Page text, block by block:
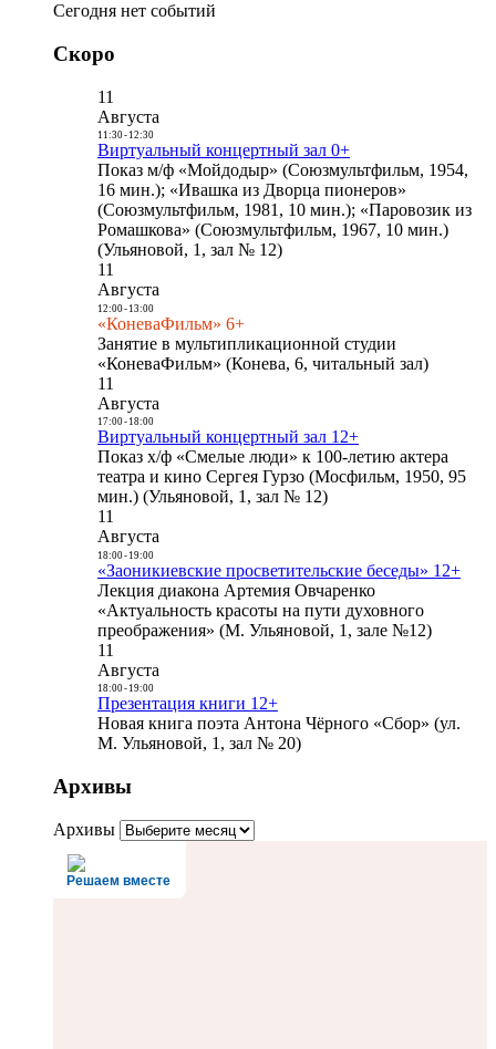
Сегодня нет событий
Скоро
11
Августа
11:30- 12:30
Виртуальный концертный зал 0+
Показ м/ф «Мойдодыр» (Союзмультфильм, 1954,
16 мин.); «Ивашка из Дворца пионеров»
(Союзмультфильм, 1981, 10 мин.); «Паровозик из
Ромашкова» (Союзмультфильм, 1967, 10 мин.)
(Ульяновой, 1, зал № 12)
11
Августа
12:00- 13:00
«КоневаФильм» 6+
Занятие в мультипликационной студии
«КоневаФильм» (Конева, 6, читальный зал)
11
Августа
17:00- 18:00
Виртуальный концертный зал 12+
Показ х/ф «Смелые люди» к 100-летию актера
театра и кино Сергея Гурзо (Мосфильм, 1950, 95
мин.) (Ульяновой, 1, зал № 12)
11
Августа
18:00- 19:00
«Заоникиевские просветительские беседы» 12+
Лекция диакона Артемия Овчаренко
«Актуальность красоты на пути духовного
преображения» (М. Ульяновой, 1, зале №12)
11
Августа
18:00- 19:00
Презентация книги 12+
Новая книга поэта Антона Чёрного «Сбор» (ул.
М. Ульяновой, 1, зал № 20)
Архивы
Архивы
Решаем вместе